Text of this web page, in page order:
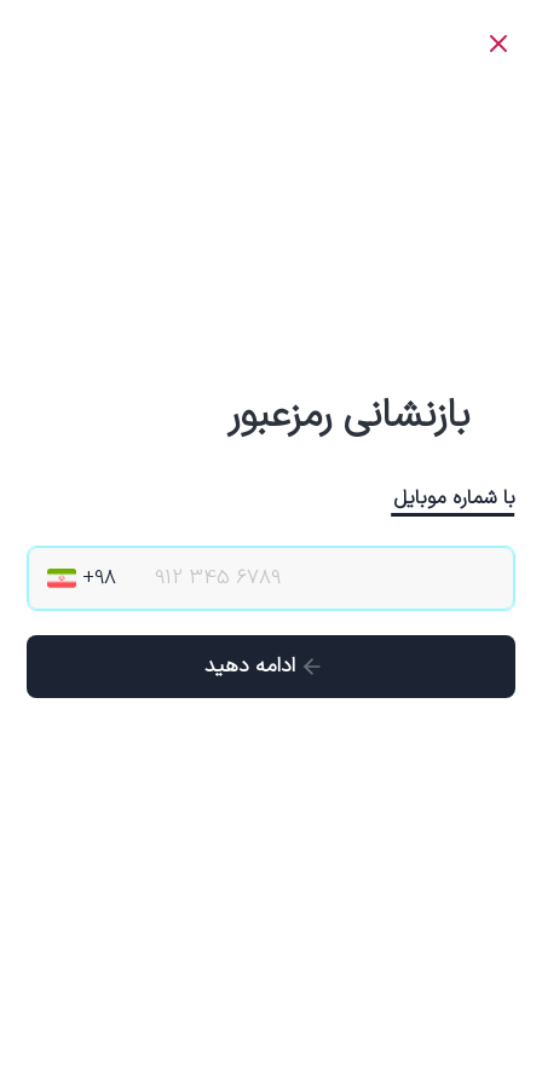
بازنشانی رمزعبور
با شماره موبایل
ادامه دهید